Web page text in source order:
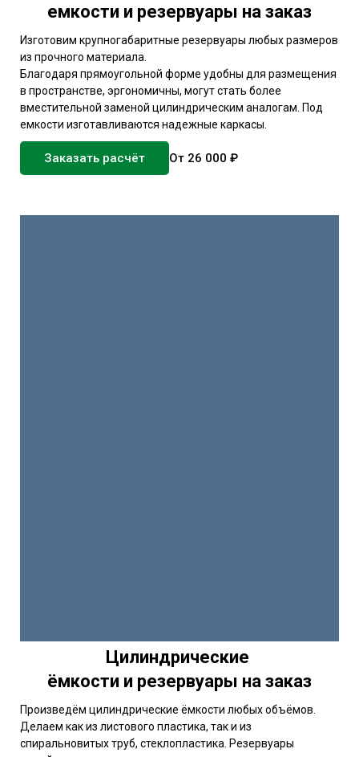
емкости и резервуары на заказ
Изготовим крупногабаритные резервуары любых размеров
из прочного материала.
Благодаря прямоугольной форме удобны для размещения
в пространстве, эргономичны, могут стать более
вместительной заменой цилиндрическим аналогам. Под
емкости изготавливаются надежные каркасы.
Заказать расчёт От 26 000 ₽
Цилиндрические
ёмкости и резервуары на заказ
Произведём цилиндрические ёмкости любых объёмов.
Делаем как из листового пластика, так и из
спиральновитых труб, стеклопластика. Резервуары